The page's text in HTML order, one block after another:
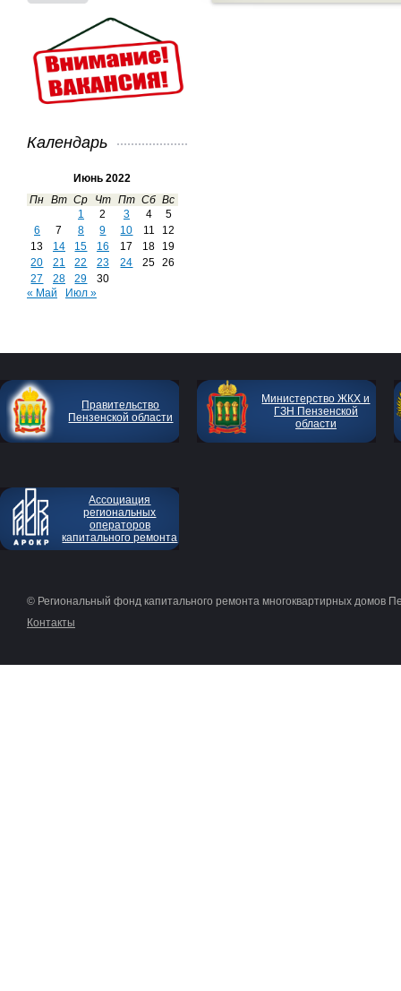
Календарь
Июнь 2022
Пн Вт Ср Чт Пт Сб Вс
1
2 3 4
5
6
7 8 9 10 11
12
13
14 15 16 17 18
19
20
21 22 23 24 25
26
27
28 29
30
« Май
Июл »
Правительство
Пензенской области
Министерство ЖКХ и
ГЗН Пензенской
области
Ассоциация
региональных
операторов
капитального ремонта
© Региональный фонд капитального ремонта многоквартирных домов
Контакты